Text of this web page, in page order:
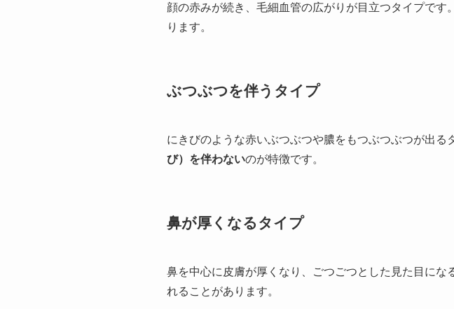
顔の赤みが続き、毛細血管の広がりが目立つタイプで
ります。
ぶつぶつを伴うタイプ
にきびのような赤いぶつぶつや膿をもつぶつぶつが出る
び）を伴わないのが特徴です。
鼻が厚くなるタイプ
鼻を中心に皮膚が厚くなり、ごつごつとした見た目に
れることがあります。